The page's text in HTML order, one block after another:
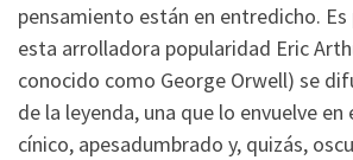
pensamiento están en entredicho.
esta arrolladora popularidad Eric
conocido como George Orwell) se
de la leyenda, una que lo envuelve en
cínico, apesadumbrado y, quizás,